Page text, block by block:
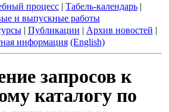
процесс | Табель-календарь |
и выпускные работы
| Публикации | Архив новостей |
информация (English)
запросов к
каталогу по